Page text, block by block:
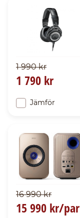
1 990 kr
1 790 kr
Jämför
16 990 kr
15 990 kr/par